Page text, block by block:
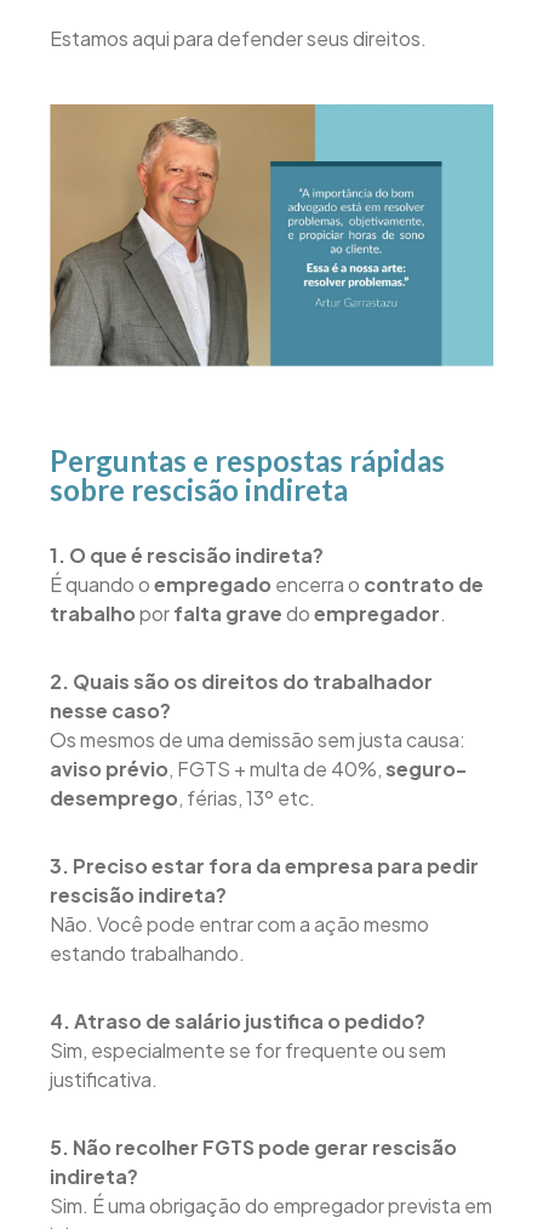
Estamos aqui para defender seus direitos.
Perguntas e respostas rápidas
sobre rescisão indireta
1. O que é rescisão indireta?
É quando oempregado encerra o contrato de
trabalhoporfalta gravedoempregador.
2. Quais são os direitos do trabalhador
nesse caso?
Os mesmos de uma demissão sem justa causa:
aviso prévio, FGTS + multa de 40%,seguro-
desemprego, férias, 13º etc.
3. Preciso estar fora da empresa para pedir
rescisão indireta?
Não. Você pode entrar com a ação mesmo
estando trabalhando.
4. Atraso de salário justifica o pedido?
Sim, especialmente se for frequente ou sem
justificativa.
5. Não recolher FGTS pode gerar rescisão
indireta?
Sim. É uma obrigação do empregador prevista em